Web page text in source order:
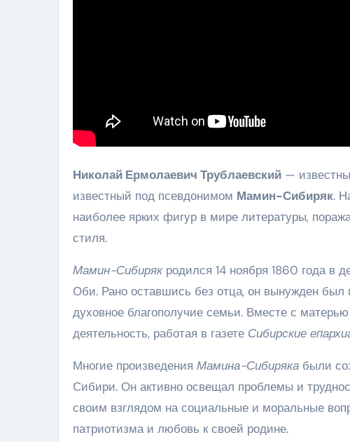
Николай Ермолаевич Трублаевский —
известный под псевдонимом Мамин-Сибиряк.
наиболее ярких фигур в мире литературы,
стиля.
Мамин-Сибирякродился 14 ноября 1860 года в
Оби. Рано оставшись без отца, он вынужден был
духовное благополучие семьи. Вместе с
деятельность, работая в газете Сибирские
Многие произведения Мамина-Сибиряка были
Сибири. Он активно освещал проблемы и
своим взглядом на социальные и моральные
патриотизма и любовь к своей родине.